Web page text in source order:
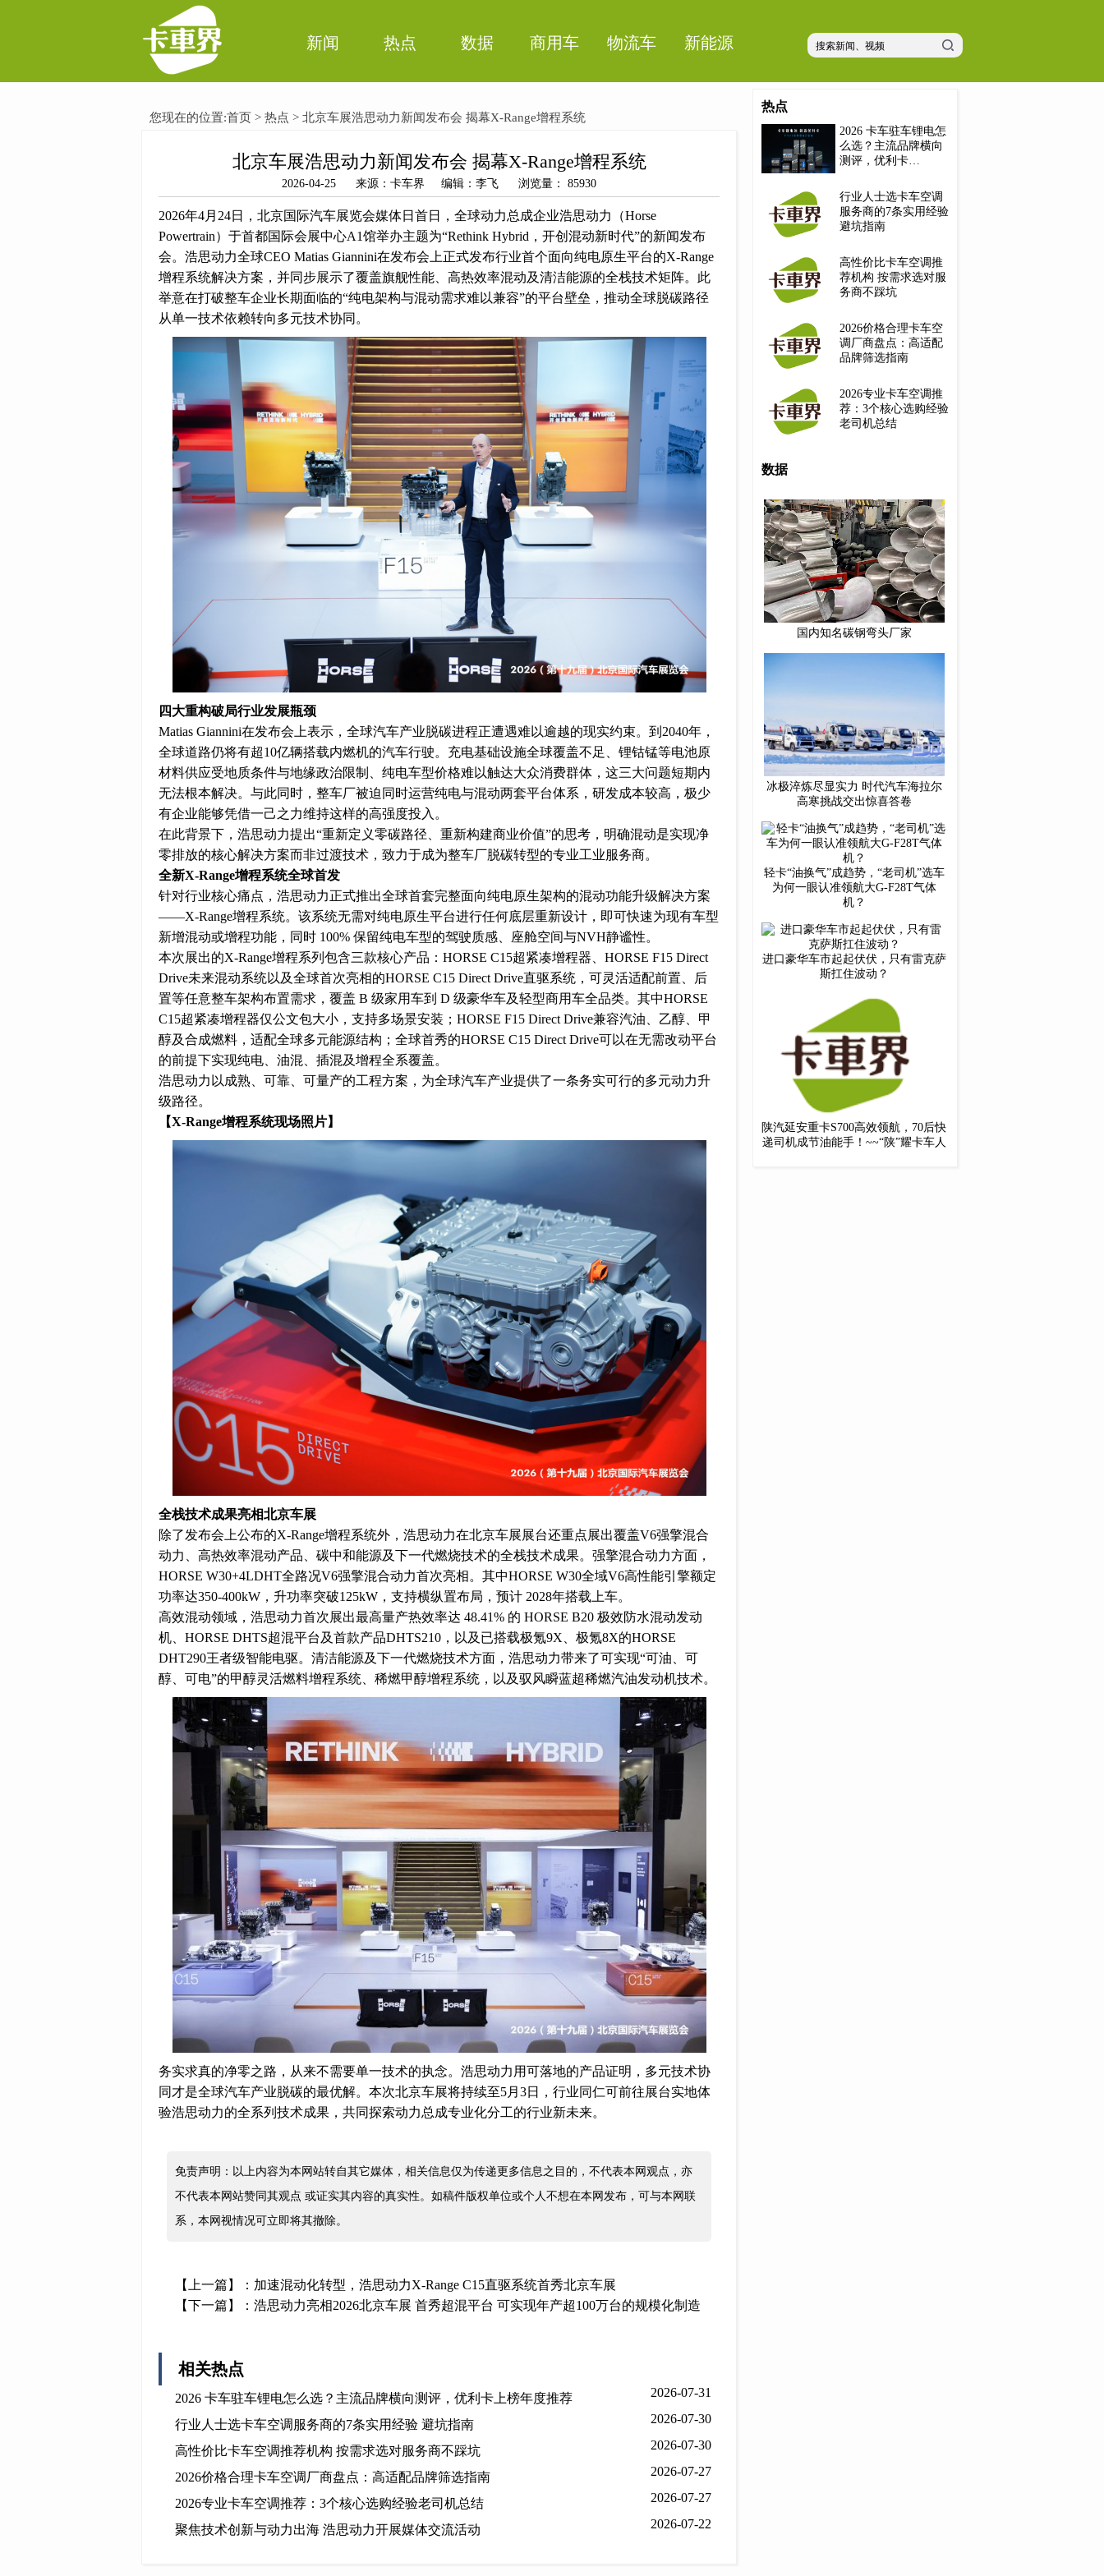
新闻 热点 数据 商用车 物流车 新能源
您现在的位置:首页 > 热点 > 北京车展浩思动力新闻发布会 揭幕X-Range增程系统
北京车展浩思动力新闻发布会 揭幕X-Range增程系统
2026-04-25 来源：卡车界 编辑：李飞 浏览量： 85930
2026年4月24日，北京国际汽车展览会媒体日首日，全球动力总成企业浩思动力（Horse
Powertrain）于首都国际会展中心A1馆举办主题为“Rethink Hybrid，开创混动新时代”的新闻发布
会。浩思动力全球CEO Matias Giannini在发布会上正式发布行业首个面向纯电原生平台的X-Range
增程系统解决方案，并同步展示了覆盖旗舰性能、高热效率混动及清洁能源的全栈技术矩阵。此
举意在打破整车企业长期面临的“纯电架构与混动需求难以兼容”的平台壁垒，推动全球脱碳路径
从单一技术依赖转向多元技术协同。
四大重构破局行业发展瓶颈
Matias Giannini在发布会上表示，全球汽车产业脱碳进程正遭遇难以逾越的现实约束。到2040年，
全球道路仍将有超10亿辆搭载内燃机的汽车行驶。充电基础设施全球覆盖不足、锂钴锰等电池原
材料供应受地质条件与地缘政治限制、纯电车型价格难以触达大众消费群体，这三大问题短期内
无法根本解决。与此同时，整车厂被迫同时运营纯电与混动两套平台体系，研发成本较高，极少
有企业能够凭借一己之力维持这样的高强度投入。
在此背景下，浩思动力提出“重新定义零碳路径、重新构建商业价值”的思考，明确混动是实现净
零排放的核心解决方案而非过渡技术，致力于成为整车厂脱碳转型的专业工业服务商。
全新X-Range增程系统全球首发
针对行业核心痛点，浩思动力正式推出全球首套完整面向纯电原生架构的混动功能升级解决方案
——X-Range增程系统。该系统无需对纯电原生平台进行任何底层重新设计，即可快速为现有车型
新增混动或增程功能，同时 100% 保留纯电车型的驾驶质感、座舱空间与NVH静谧性。
本次展出的X-Range增程系列包含三款核心产品：HORSE C15超紧凑增程器、HORSE F15 Direct
Drive未来混动系统以及全球首次亮相的HORSE C15 Direct Drive直驱系统，可灵活适配前置、后
置等任意整车架构布置需求，覆盖 B 级家用车到 D 级豪华车及轻型商用车全品类。其中HORSE
C15超紧凑增程器仅公文包大小，支持多场景安装；HORSE F15 Direct Drive兼容汽油、 乙醇
甲
醇及合成燃料，适配全球多元能源结构；全球首秀的HORSE C15 Direct Drive可以在无需改动平台
的前提下实现纯电、油混、插混及增程全系覆盖。
浩思动力以成熟、可靠、可量产的工程方案，为全球汽车产业提供了一条务实可行的多元动力升
级路径。
【X-Range增程系统现场照片】
全栈技术成果亮相北京车展
除了发布会上公布的X-Range增程系统外，浩思动力在北京车展展台还重点展出覆盖V6强擎混合
动力、高热效率混动产品、碳中和能源及下一代燃烧技术的全栈技术成果。强擎混合动力方面，
HORSE W30+4LDHT全路况V6强擎混合动力首次亮相。其中HORSE W30全域V6高性能引擎额定
功率达350-400kW，升功率突破125kW，支持横纵置布局，预计 2028年搭载上车。
高效混动领域，浩思动力首次展出最高量产热效率达 48.41% 的 HORSE B20 极效防水混动发动
机、HORSE DHTS超混平台及首款产品DHTS210，以及已搭载极氪9X、极氪8X的HORSE
DHT290王者级智能电驱。清洁能源及下一代燃烧技术方面，浩思动力带来了可实现“可油、可
醇、可电”的甲醇灵活燃料增程系统、稀燃甲醇增程系统，以及驭风瞬蓝超稀燃汽油发动机技术。
务实求真的净零之路，从来不需要单一技术的执念。浩思动力用可落地的产品证明，多元技术协
同才是全球汽车产业脱碳的最优解。本次北京车展将持续至5月3日，行业同仁可前往展台实地体
验浩思动力的全系列技术成果，共同探索动力总成专业化分工的行业新未来。
免责声明：以上内容为本网站转自其它媒体，相关信息仅为传递更多信息之目的，不代表本网观点，亦
不代表本网站赞同其观点 或证实其内容的真实性。如稿件版权单位或个人不想在本网发布，可与本网联
系，本网视情况可立即将其撤除。
【上一篇】： 加速混动化转型，浩思动力X-Range C15直驱系统首秀北京车展
【下一篇】： 浩思动力亮相2026北京车展 首秀超混平台 可实现年产超100万台的规模化制造
相关热点
2026 卡车驻车锂电怎么选？主流品牌横向测评，优利卡上榜年度推荐 2026-07-31
行业人士选卡车空调服务商的7条实用经验 避坑指南 2026-07-30
高性价比卡车空调推荐机构 按需求选对服务商不踩坑 2026-07-30
2026价格合理卡车空调厂商盘点：高适配品牌筛选指南 2026-07-27
2026专业卡车空调推荐：3个核心选购经验老司机总结 2026-07-27
聚焦技术创新与动力出海 浩思动力开展媒体交流活动 2026-07-22
热点
2026 卡车驻车锂电怎
么选？主流品牌横向
测评，优利卡…
行业人士选卡车空调
服务商的7条实用经验
避坑指南
高性价比卡车空调推
荐机构 按需求选对服
务商不踩坑
2026价格合理卡车空
调厂商盘点：高适配
品牌筛选指南
2026专业卡车空调推
荐：3个核心选购经验
老司机总结
数据
国内知名碳钢弯头厂家
冰极淬炼尽显实力 时代汽车海拉尔
高寒挑战交出惊喜答卷
轻卡“油换气”成趋势，“老司机”选车
为何一眼认准领航大G-F28T气体
机？
进口豪华车市起起伏伏，只有雷克萨
斯扛住波动？
陕汽延安重卡S700高效领航，70后快
递司机成节油能手！~~“陕”耀卡车人